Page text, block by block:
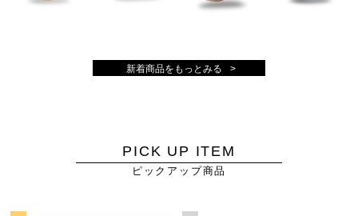
新着商品をもっとみる
PICK UP ITEM
ピックアップ商品